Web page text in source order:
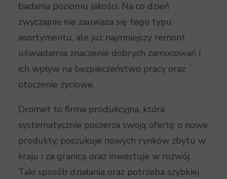
badania poziomu jakości. Na co dzień
zwyczajnie nie zauważa się tego typu
asortymentu, ale już najmniejszy remont
uświadamia znaczenie dobrych zamocowań i
ich wpływ na bezpieczeństwo pracy oraz
otoczenie życiowe.
Dromet to firma produkcyjna, która
systematycznie poszerza swoją ofertę o nowe
produkty, poszukuje nowych rynków zbytu w
kraju i za granicą oraz inwestuje w rozwój.
Taki sposób działania oraz potrzeba szybkiej